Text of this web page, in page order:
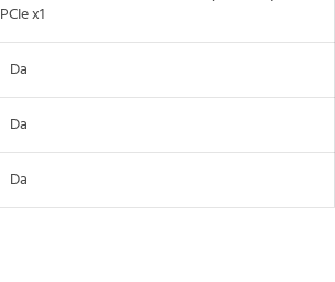
PCIe x1
Da
Da
Da